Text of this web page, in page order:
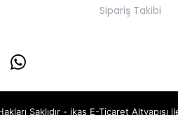
Sipariş Takibi
Saklıdır - ikas E-Ticaret Altyapısı